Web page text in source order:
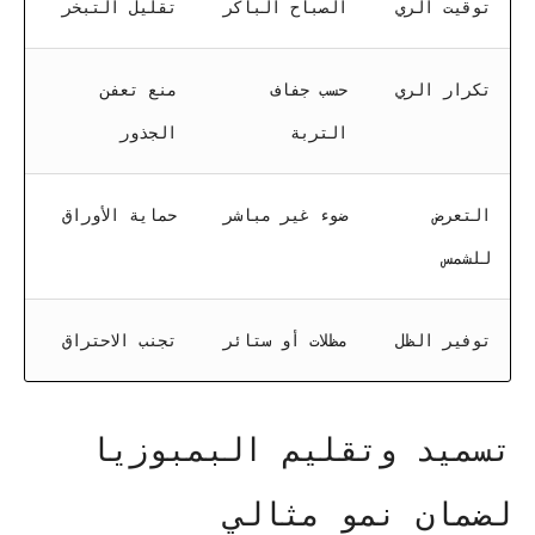
توقيت الري الصباح الباكر تقليل التبخر
تكرار الري حسب جفاف
التربة
منع تعفن
الجذور
التعرض
للشمس
ضوء غير مباشر حماية الأوراق
توفير الظل مظلات أو ستائر تجنب الاحتراق
تسميد وتقليم البمبوزيا
لضمان نمو مثالي